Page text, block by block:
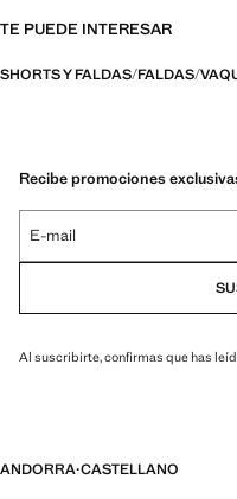
TE PUEDE INTERESAR
SHORTS Y FALDAS FALDAS
Recibe promociones
E-mail
Al suscribirte, confirmas que has
ANDORRA·CASTELLANO